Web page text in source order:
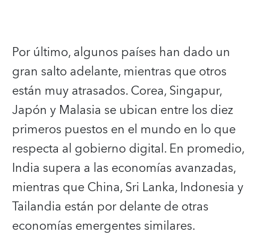
Por último, algunos países han dado un
gran salto adelante, mientras que otros
están muy atrasados. Corea, Singapur,
Japón y Malasia se ubican entre los diez
primeros puestos en el mundo en lo que
respecta al gobierno digital. En promedio,
India supera a las economías avanzadas,
mientras que China, Sri Lanka, Indonesia y
Tailandia están por delante de otras
economías emergentes similares.